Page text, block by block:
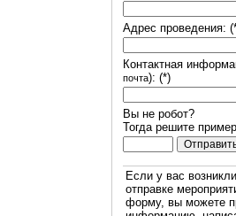
Адрес проведения:
Контактная
почта): (*)
Вы не робот?
Тогда решите
Если у вас
отправке
форму, вы можете